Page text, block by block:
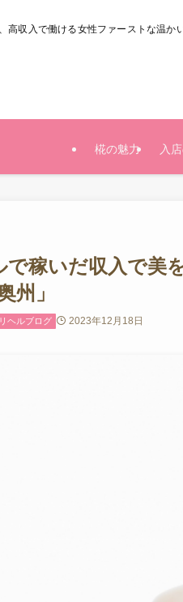
高収入で働ける女性ファーストな温か
椛の魅力 入
で稼いだ収入で美
州」
ヘルブログ 2023年12月18日